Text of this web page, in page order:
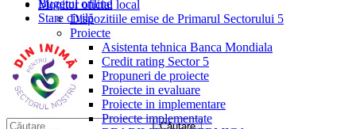
Bugetul online
Stare civilă
Monitor oficial local
Dispozitiile emise de Primarul Sectorului 5
Proiecte
Asistenta tehnica Banca Mondiala
Credit rating Sector 5
Propuneri de proiecte
Proiecte in evaluare
Proiecte in implementare
Proiecte implementate